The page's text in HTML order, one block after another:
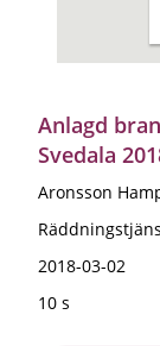
Anlagd
Svedala
Aronsson
2018-03-02
10 s